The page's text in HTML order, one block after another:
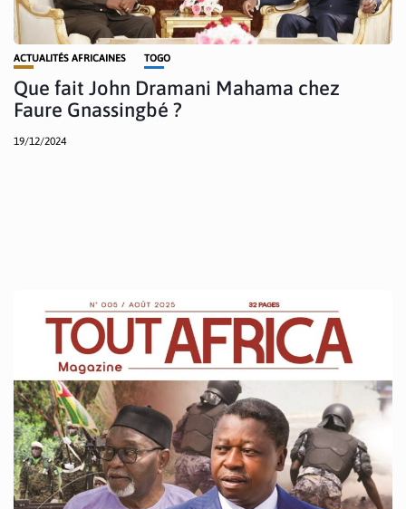
ACTUALITÉS AFRICAINES TOGO
Que fait John Dramani Mahama chez
Faure Gnassingbé ?
19/12/2024